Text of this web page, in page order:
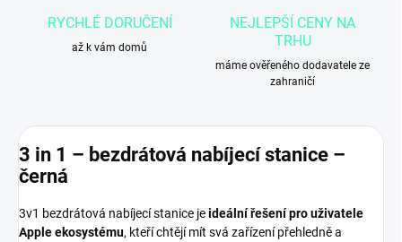
RYCHLÉ DORUČENÍ
až k vám domů
NEJLEPŠÍ CENY NA
TRHU
máme ověřeného dodavatele ze
zahraničí
3 in 1 – bezdrátová nabíjecí stanice –
černá
3v1 bezdrátová nabíjecí stanice jeideální řešení pro uživatele
Apple ekosystému, kteří chtějí mít svá zařízení přehledně a